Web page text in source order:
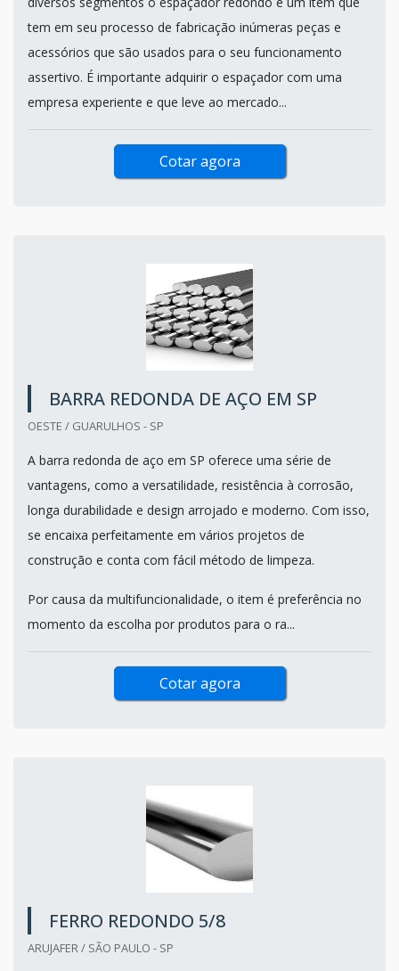
tem em seu processo de fabricação inúmeras peças e
acessórios que são usados para o seu funcionamento
assertivo. É importante adquirir o espaçador com uma
empresa experiente e que leve ao mercado...
Cotar agora
BARRA REDONDA DE AÇO EM SP
OESTE / GUARULHOS - SP
A barra redonda de aço em SP oferece uma série de
vantagens, como a versatilidade, resistência à corrosão,
longa durabilidade e design arrojado e moderno. Com isso,
se encaixa perfeitamente em vários projetos de
construção e conta com fácil método de limpeza.
Por causa da multifuncionalidade, o item é preferência no
momento da escolha por produtos para o ra...
Cotar agora
FERRO REDONDO 5/8
ARUJAFER / SÃO PAULO - SP